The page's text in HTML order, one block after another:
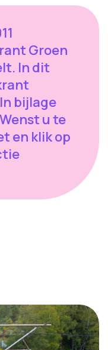
Groen
In dit
bijlage
u te
en klik op